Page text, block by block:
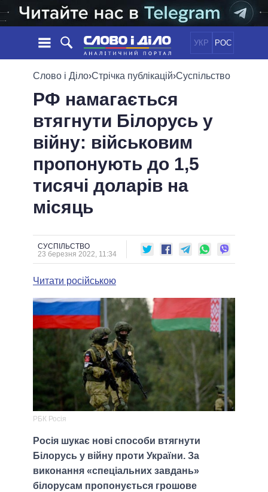
УКР РОС
НОВИНИ
СТРІЧКА
ПОДІЇ
СТАТТІ
ДУМКИ
ОГЛЯДИ
ДАЙДЖЕСТИ
ПОЛІТИКА
ЕКОНОМІКА
СУСПІЛЬСТВО
ОБIЦЯНКИ
ПОЛIТИКИ
УСІ ПОЛІТИКИ
ПРЕЗИДЕНТ І ОФІС
ВЕРХОВНА РАДА
КАБІНЕТ МІНІСТРІВ
МЕРИ МІСТ
ВСІ ПЕРСОНИ
ВІДЕО
ПОРІВНЯННЯ ПОЛІТИКІВ
Слово і Діло›Стрічка публікацій›Суспільство
РФ намагається
втягнути Білорусь у
війну: військовим
пропонують до 1,5
тисячі доларів на
місяць
СУСПІЛЬСТВО
23 березня 2022, 11:34
Читати російською
РБК Росія
Росія шукає нові способи втягнути
Білорусь у війну проти України. За
виконання «спеціальних завдань»
білорусам пропонується грошове